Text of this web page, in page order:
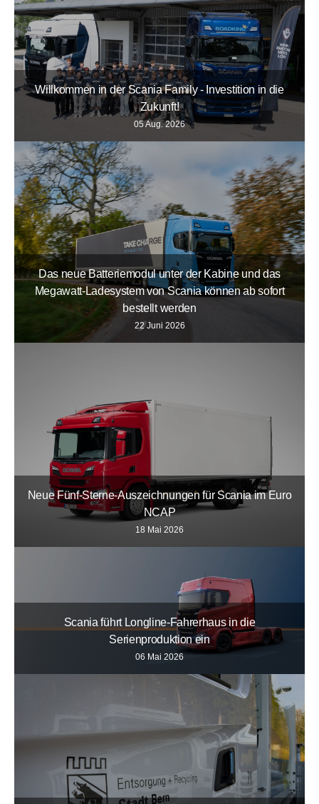
Willkommen in der Scania Family - Investition in die
Zukunft!
05 Aug. 2026
Das neue Batteriemodul unter der Kabine und das
Megawatt-Ladesystem von Scania können ab sofort
bestellt werden
22 Juni 2026
Neue Fünf-Sterne-Auszeichnungen für Scania im Euro
NCAP
18 Mai 2026
Scania führt Longline-Fahrerhaus in die
Serienproduktion ein
06 Mai 2026